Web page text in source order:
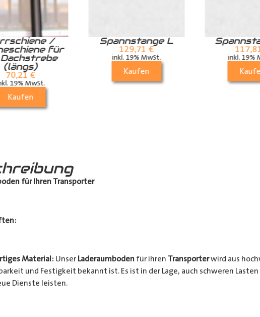
/
für
(längs)
70,21 €
19% MwSt.
Kaufen
Spannstange L
129,71 €
inkl. 19% MwSt.
Kaufen
inkl. 19%
für Ihren Transporter
Material: Unser Laderaumbodenfür ihren Transporterwird aus
und Festigkeit bekannt ist. Es ist in der Lage, auch schweren
Dienste leisten.